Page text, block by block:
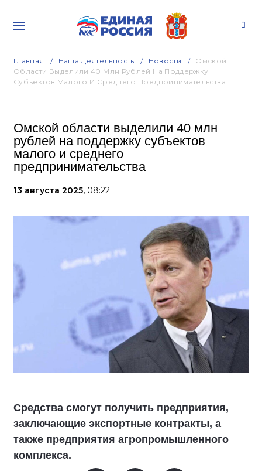
Главная Наша Деятельность Новости
Омской
Области Выделили 40 Млн Рублей На Поддержку
Субъектов Малого И Среднего Предпринимательства
Омской области выделили 40 млн
рублей на поддержку субъектов
малого и среднего
предпринимательства
13 августа 2025, 08:22
Средства смогут получить предприятия,
заключающие экспортные контракты, а
также предприятия агропромышленного
комплекса.